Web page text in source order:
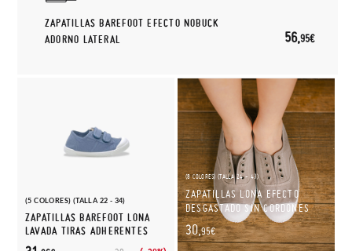
ZAPATILLAS BAREFOOT EFECTO NOBUCK
ADORNO LATERAL
56,95€
(5 COLORES) (TALLA 22 - 34)
ZAPATILLAS BAREFOOT LONA
LAVADA TIRAS ADHERENTES
(8 COLORES) (TALLA 24 - 43)
ZAPATILLAS LONA EFECTO
DESGASTADO SIN CORDONES
30,95€